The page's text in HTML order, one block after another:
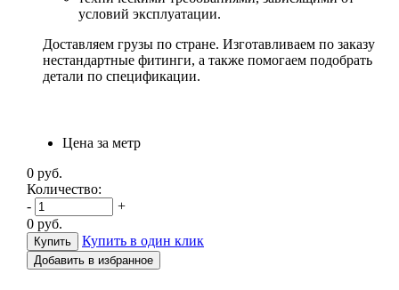
условий эксплуатации.
Доставляем грузы по стране. Изготавливаем по заказу
нестандартные фитинги, а также помогаем подобрать
детали по спецификации.
Цена за метр
0 руб.
Количество:
-
+
0 руб.
Купить в один клик
Добавить в избранное